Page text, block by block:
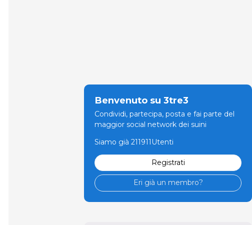
Benvenuto su 3tre3
Condividi, partecipa, posta e fai parte del
maggior social network dei suini
Siamo già 211911Utenti
Registrati
Eri già un membro?